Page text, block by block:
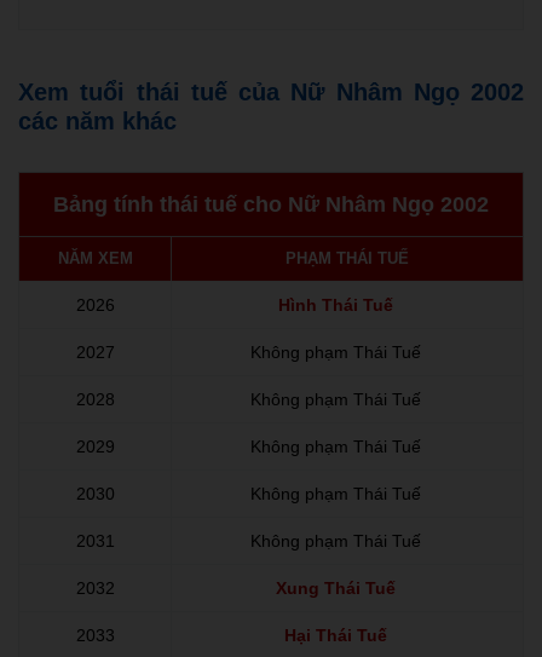
Xem tuổi thái tuế của Nữ Nhâm Ngọ 2002
các năm khác
Bảng tính thái tuế cho Nữ Nhâm Ngọ 2002
NĂM XEM PHẠM THÁI TUẾ
2026 Hình Thái Tuế
2027 Không phạm Thái Tuế
2028 Không phạm Thái Tuế
2029 Không phạm Thái Tuế
2030 Không phạm Thái Tuế
2031 Không phạm Thái Tuế
2032 Xung Thái Tuế
2033 Hại Thái Tuế